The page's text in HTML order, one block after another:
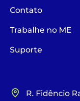
Contato
Trabalhe no ME
Suporte
R. Fidêncio